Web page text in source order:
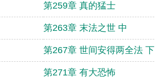
第259章 真的猛士
第263章 末法之世 中
第267章 世间安得两全法 下
第271章 有大恐怖